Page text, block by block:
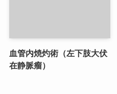
血管内焼灼術（左下肢大伏
在静脈瘤）